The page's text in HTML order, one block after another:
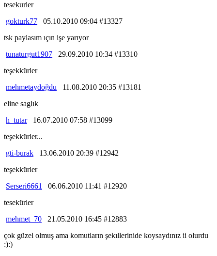
tesekurler
gokturk77 05.10.2010 09:04 #13327
tsk paylasım ıçın işe yarıyor
tunaturgut1907 29.09.2010 10:34 #13310
teşekkürler
mehmetaydoğdu 11.08.2010 20:35 #13181
eline saglık
h_tutar16.07.2010 07:58 #13099
teşekkürler...
gti-burak 13.06.2010 20:39 #12942
teşekkürler
Serseri6661
06.06.2010 11:41 #12920
tesekürler
mehmet_70 21.05.2010 16:45 #12883
çok güzel olmuş ama komutların şekıllerinide koysaydınız ii olurdu
:):)